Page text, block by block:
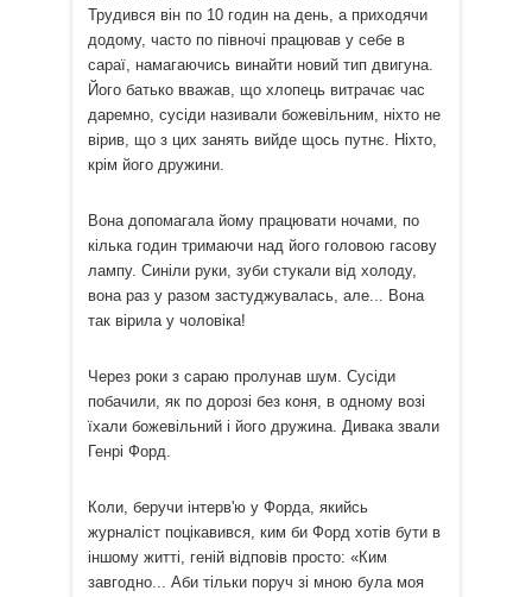
Трудився він по 10 годин на день, а приходячи
додому, часто по півночі працював у себе в
сараї, намагаючись винайти новий тип двигуна.
Його батько вважав, що хлопець витрачає час
даремно, сусіди називали божевільним, ніхто не
вірив, що з цих занять вийде щось путнє. Ніхто,
крім його дружини.
Вона допомагала йому працювати ночами, по
кілька годин тримаючи над його головою гасову
лампу. Синіли руки, зуби стукали від холоду,
вона раз у разом застуджувалась, але... Вона
так вірила у чоловіка!
Через роки з сараю пролунав шум. Сусіди
побачили, як по дорозі без коня, в одному возі
їхали божевільний і його дружина. Дивака звали
Генрі Форд.
Коли, беручи інтерв'ю у Форда, якийсь
журналіст поцікавився, ким би Форд хотів бути в
іншому житті, геній відповів просто: «Ким
завгодно... Аби тільки поруч зі мною була моя